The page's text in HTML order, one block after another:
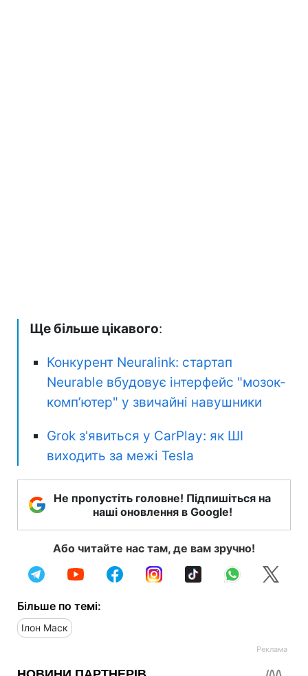
Ще більше цікавого:
Конкурент Neuralink: стартап
Neurable вбудовує інтерфейс "мозок-
комп’ютер" у звичайні навушники
Grok з'явиться у CarPlay: як ШІ
виходить за межі Tesla
Не пропустіть головне! Підпишіться на
наші оновлення в Google!
Або читайте нас там, де вам зручно!
Більше по темі:
Ілон Маск